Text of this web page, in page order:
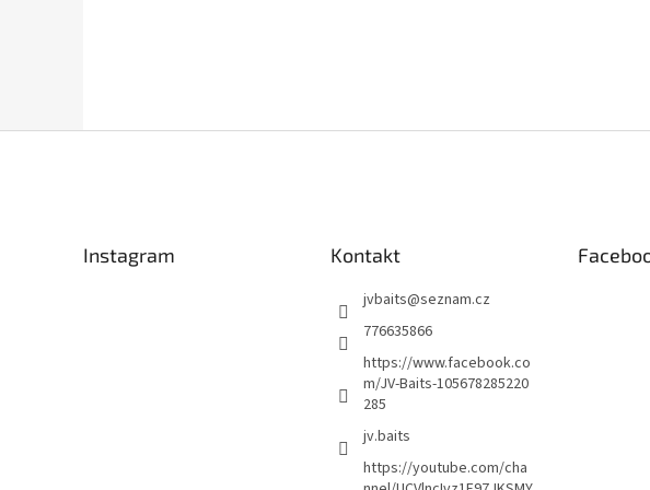
Instagram Kontakt
jvbaits@seznam.cz
776635866
https://www.facebook.co
m/JV-Baits-105678285220
285
jv.baits
https://youtube.com/cha